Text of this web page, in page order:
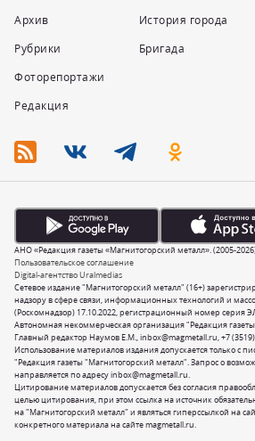
Архив
Рубрики
Фоторепортажи
Редакция
История города
Бригада
Сетевое издание "Магнитогорский металл" (16+)
надзору в сфере связи, информационных технологий и
(Роскомнадзор) 17.10.2022, регистрационный номер серия
Автономная некоммерческая организация "Редакция
Главный редактор Наумов Е.М.,inbox@magmetall.ru,+7
Использование материалов издания допускается только с
"Редакция газеты "Магнитогорский металл". Запрос о
направляется по адресуinbox@magmetall.ru.
Цитирование материалов допускается без согласия
целью цитирования, при этом ссылка на источник
на "Магнитогорский металл" и являться гиперссылкой на
конкретного материала на сайте magmetall.ru.
Пользовательское соглашение
Digital-агентство Uralmedias
АНО «Редакция газеты «Магнитогорский металл». (2005-